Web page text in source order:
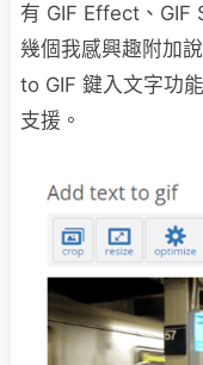
有 GIF Effect、GIF
幾個我感興趣附加
to GIF 鍵入文字功
支援。